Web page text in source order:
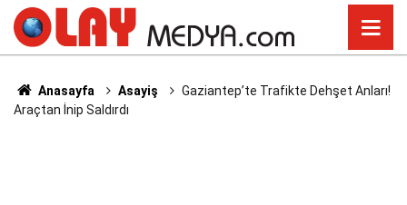
Anasayfa Asayiş
Gaziantep’te Trafikte Dehşet Anları!
Araçtan İnip Saldırdı